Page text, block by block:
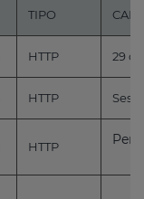
TIPO
HTTP 29
HTTP
HTTP